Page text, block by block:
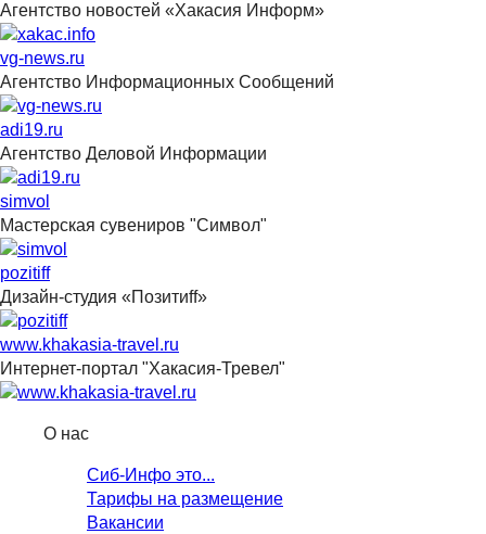
Агентство новостей «Хакасия Информ»
vg-news.ru
Агентство Информационных Сообщений
adi19.ru
Агентство Деловой Информации
simvol
Мастерская сувениров "Символ"
pozitiff
Дизайн-студия «Позитиff»
www.khakasia-travel.ru
Интернет-портал "Хакасия-Тревел"
О нас
Сиб-Инфо это...
Тарифы на размещение
Вакансии